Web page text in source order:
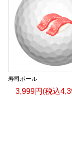
寿司ボール
3,999円(税込